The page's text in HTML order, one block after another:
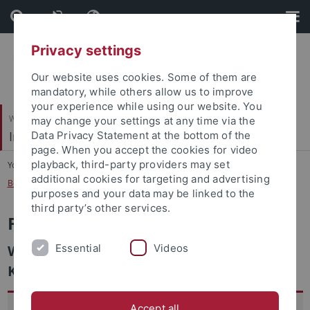
Skip
to
content
Skip
to
footer
Wirtschafts- und Sozialwissenschaftliche Fakultät
Institut für Soziologie
You are here: Startseite
...
Berufliche Anerkennung im Kontext der Corona-Pandemie
Forschungsprojekt
Wandel beruflicher Anerkennung im
Kontext der Corona-Pandemie
Privacy settings
Our website uses cookies. Some of them are
mandatory, while others allow us to improve
your experience while using our website. You
may change your settings at any time via the
Data Privacy Statement at the bottom of the
page. When you accept the cookies for video
playback, third-party providers may set
additional cookies for targeting and advertising
purposes and your data may be linked to the
third party’s other services.
Essential Videos